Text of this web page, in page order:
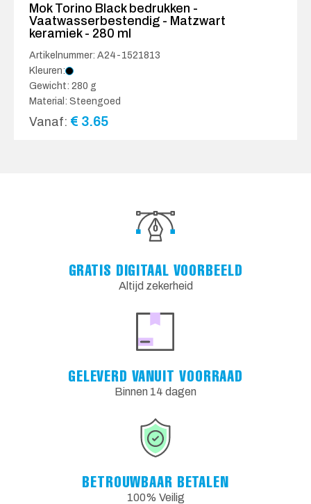
Mok Torino Black bedrukken -
Vaatwasserbestendig - Matzwart
keramiek - 280 ml
Artikelnummer: A24-1521813
Kleuren:
Gewicht: 280 g
Material: Steengoed
Vanaf: € 3.65
GRATIS DIGITAAL VOORBEELD
Altijd zekerheid
GELEVERD VANUIT VOORRAAD
Binnen 14 dagen
BETROUWBAAR BETALEN
100% Veilig